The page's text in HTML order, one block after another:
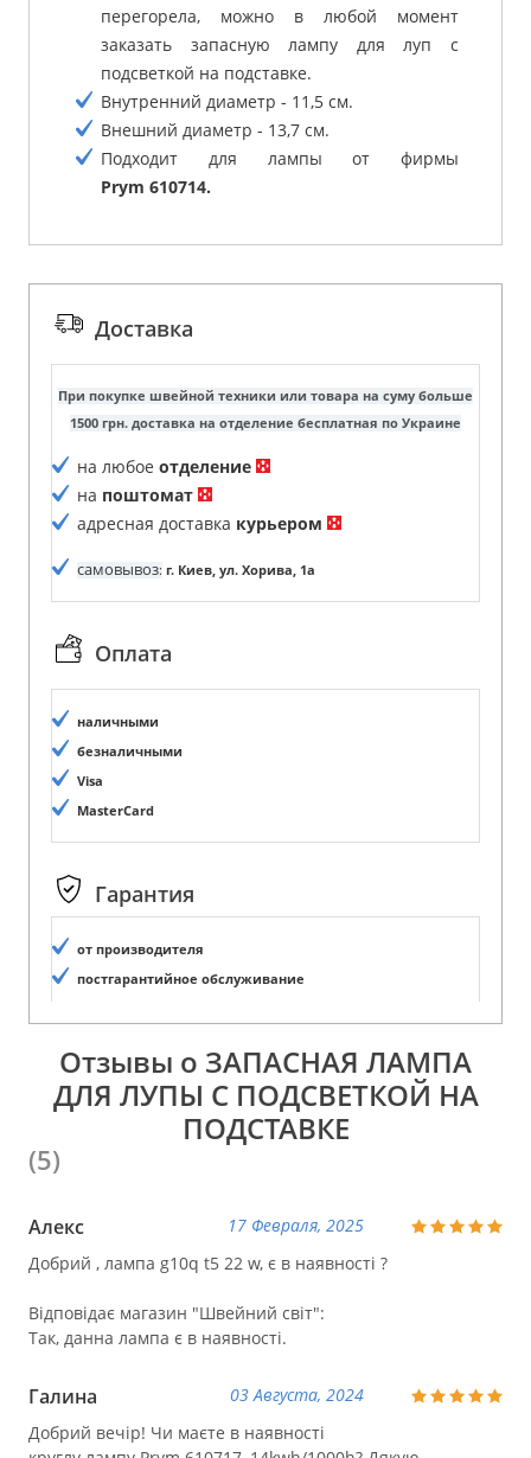
перегорела, можно в любой момент
заказать запасную лампу для луп с
подсветкой на подставке.
Внутренний диаметр - 11,5 см.
Внешний диаметр - 13,7 см.
Подходит для лампы от фирмы
Prym 610714.
Доставка
При покупке швейной техники или товара на суму больше
1500 грн. доставка на отделение бесплатная по Украине
на любое отделение
на поштомат
адресная доставка курьером
самовывоз: г. Киев, ул. Хорива, 1а
Оплата
наличными
безналичными
Visa
MasterCard
Гарантия
от производителя
постгарантийное обслуживание
Отзывы о ЗАПАСНАЯ ЛАМПА
ДЛЯ ЛУПЫ С ПОДСВЕТКОЙ НА
ПОДСТАВКЕ
(5)
Алекс
17 Февраля, 2025
Добрий , лампа g10q t5 22 w, є в наявності ?
Відповідає магазин "Швейний світ":
Так, данна лампа є в наявності.
Галина
03 Августа, 2024
Добрий вечір! Чи маєте в наявності